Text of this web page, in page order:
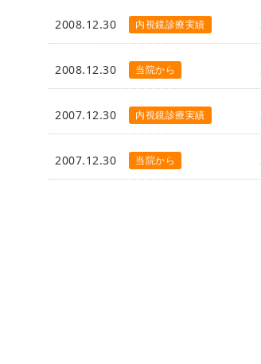
2008.12.30 内視鏡診療実績
2008.12.30 当院から
2007.12.30 内視鏡診療実績
2007.12.30 当院から